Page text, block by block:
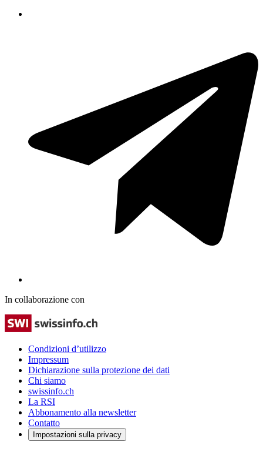
In collaborazione con
Condizioni d’utilizzo
Impressum
Dichiarazione sulla protezione dei dati
Chi siamo
swissinfo.ch
La RSI
Abbonamento alla newsletter
Contatto
Impostazioni sulla privacy